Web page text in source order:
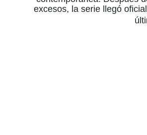
excesos, la serie llegó